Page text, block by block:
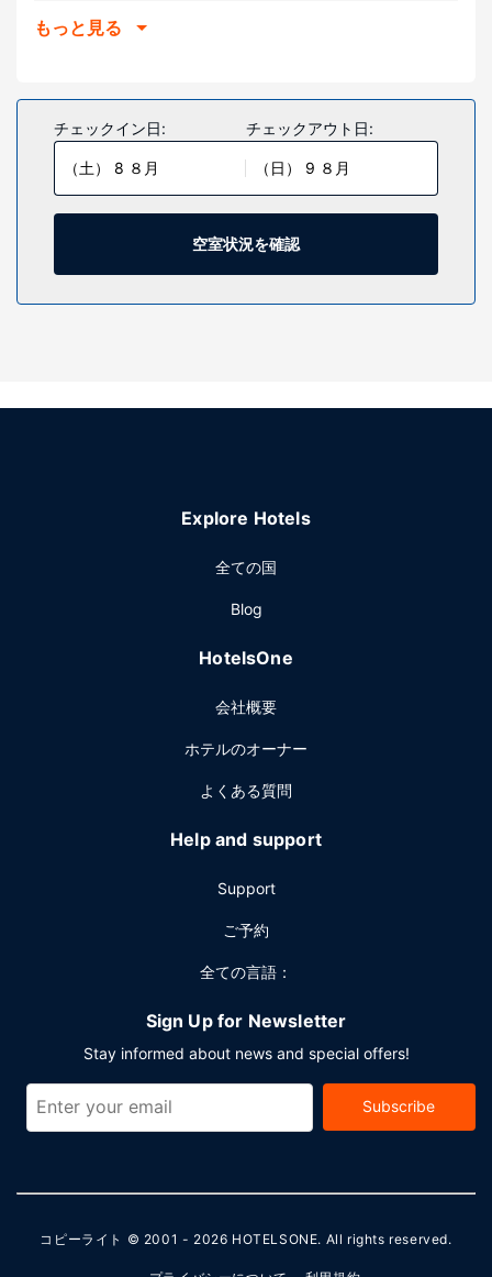
イブ・アット・ザ・ファルコンまで 7.7 km の場所にありま
全 10 室ある客室には、暖炉、スマートテレビがあり、滞在
をご満喫いただけます。WiFi (無料)をお使いいただけるほ
か、ケーブルの番組をご覧いただけます。コーヒー / ティー
メーカー、ボトルウォーター (無料)の他に、市内通話 (無料)
付きの電話をご利用いただけます。
メントで癒しのひと時をお過ごしください。このインでは、
10:00 まで、週末は 8:00 ～ 10:00 までお召し上がりいただ
コンピューター ステーション、共用エリアでのコーヒー / テ
キング (無料) が備わっています。
もっと見る
チェックイン日:
（土） 8 ８月
チェックアウト日:
（日） 9 ８月
空室状況を確認
Explore Hotels
全ての国
Blog
HotelsOne
会社概要
ホテルのオーナー
よくある質問
Help and support
Support
ご予約
全ての言語：
Sign Up for Newsletter
Stay informed about news and special offers!
Subscribe
コピーライト © 2001 - 2026 HOTELSONE. All rights reserved.